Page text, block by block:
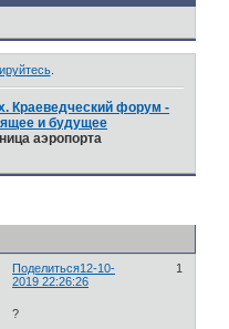
.
Краеведческий форум -
и будущее
аэропорта
Поделиться 1
12-10-
2019 22:26:26
?